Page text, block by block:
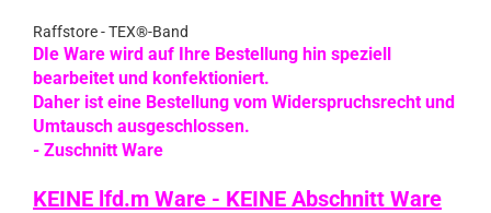
Raffstore - TEX®-Band
DIe Ware wird auf Ihre Bestellung hin speziell
bearbeitet und konfektioniert.
Daher ist eine Bestellung vom Widerspruchsrecht und
Umtausch ausgeschlossen.
- Zuschnitt Ware
KEINE lfd.m Ware - KEINE Abschnitt Ware